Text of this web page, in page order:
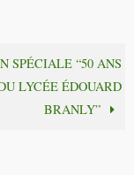
SPÉCIALE “50 ANS
LYCÉE ÉDOUARD
BRANLY”